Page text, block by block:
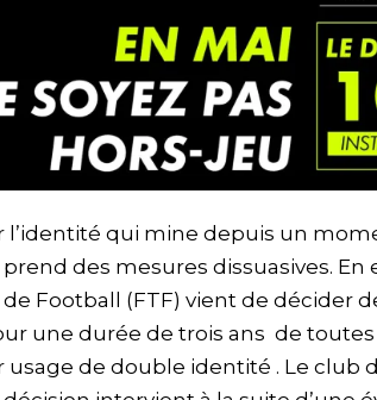
l’identité qui mine depuis un
des mesures dissuasives.
Football (FTF) vient de décider
une durée de trois ans de
usage de double identité . Le